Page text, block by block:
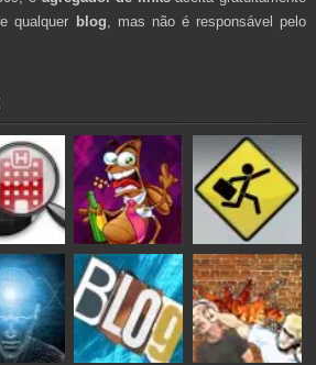
qualquer blog , mas não é responsável pelo